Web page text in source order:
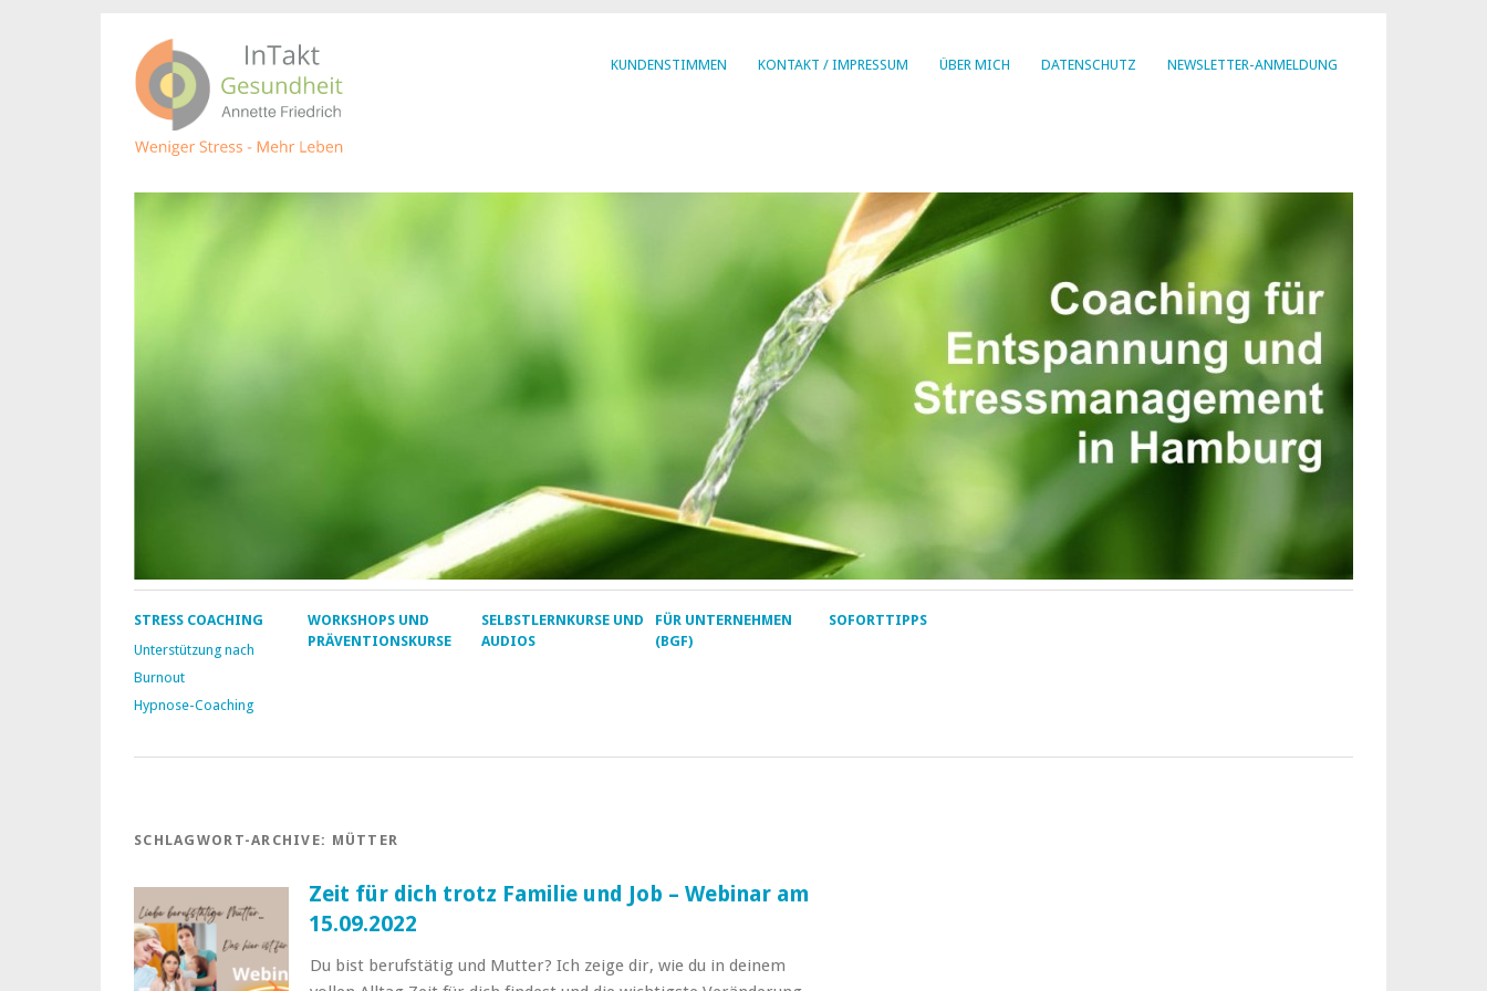
KUNDENSTIMMEN KONTAKT / IMPRESSUM ÜBER MICH DATENSCHUTZ NEWSLETTER-ANMELDUNG
STRESS COACHING
Unterstützung nach
Burnout
Hypnose-Coaching
WORKSHOPS UND
PRÄVENTIONSKURSE
SELBSTLERNKURSE UND
AUDIOS
FÜR UNTERNEHMEN
(BGF)
SOFORTTIPPS
SCHLAGWORT-ARCHIVE: MÜTTER
Zeit für dich trotz Familie und Job – Webinar am
15.09.2022
Du bist berufstätig und Mutter? Ich zeige dir, wie du in deinem